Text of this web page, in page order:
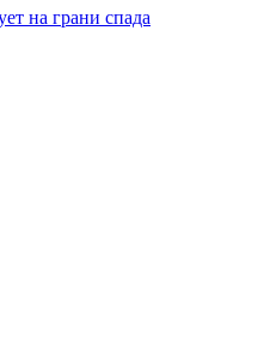
на грани спада